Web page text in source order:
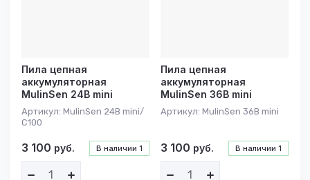
Пила цепная
аккумуляторная
MulinSen 24В mini
Артикул: MulinSen 24В mini/
С100
В наличии 1
3 100 руб.
Пила цепная
аккумуляторная
MulinSen 36В mini
Артикул: MulinSen 36В mini
В наличии 1
3 100 руб.